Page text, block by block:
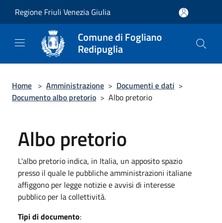
Regione Friuli Venezia Giulia
Comune di Fogliano
Redipuglia
Home > Amministrazione > Documenti e dati >
Documento albo pretorio > Albo pretorio
Albo pretorio
L'albo pretorio indica, in Italia, un apposito spazio
presso il quale le pubbliche amministrazioni italiane
affiggono per legge notizie e avvisi di interesse
pubblico per la collettività.
Tipi di documento: